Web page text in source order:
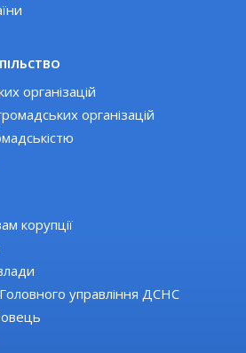
організацій
організацій
корупції
управління ДСНС